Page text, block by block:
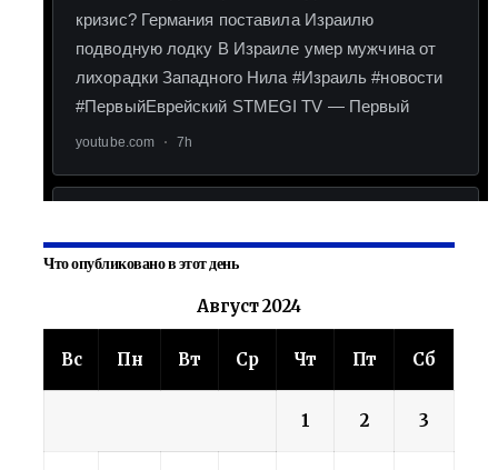
Что опубликовано в этот день
Август 2024
Вс Пн Вт Ср Чт Пт Сб
1 2 3